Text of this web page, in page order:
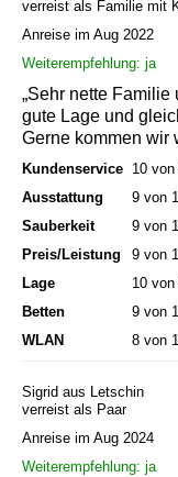
verreist als Familie mit
Anreise im Aug 2022
Weiterempfehlung: ja
„Sehr nette
gute Lage und
Gerne kommen wir
Kundenservice 10 von
Ausstattung
9 von
Sauberkeit
9 von
Preis/Leistung
9 von
Lage
10 von
Betten
9 von
WLAN
8 von
Sigrid aus Letschin
verreist als Paar
Anreise im Aug 2024
Weiterempfehlung: ja